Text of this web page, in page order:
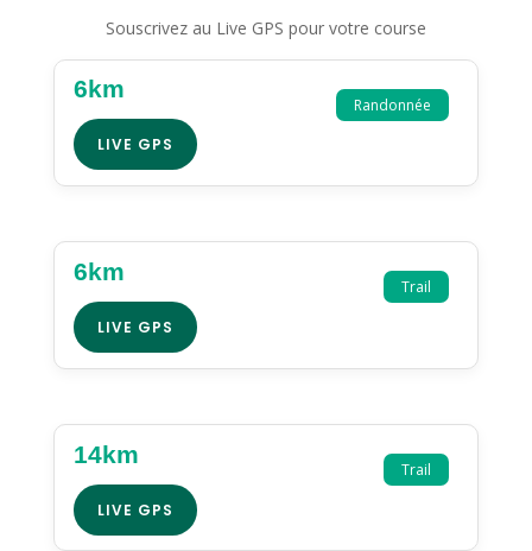
Souscrivez au Live GPS pour votre course
Randonnée
6km
LIVE GPS
Trail
6km
LIVE GPS
Trail
14km
LIVE GPS